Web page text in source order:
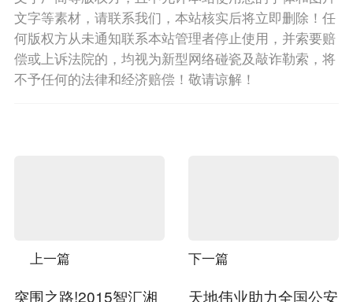
文字等素材，请联系我们，本站核实后将立即删除！任
何版权方从未通知联系本站管理者停止使用，并索要赔
偿或上诉法院的，均视为新型网络碰瓷及敲诈勒索，将
不予任何的法律和经济赔偿！敬请谅解！
上一篇
突围之路!2015智汇湘
下一篇
天地伟业助力全国公安